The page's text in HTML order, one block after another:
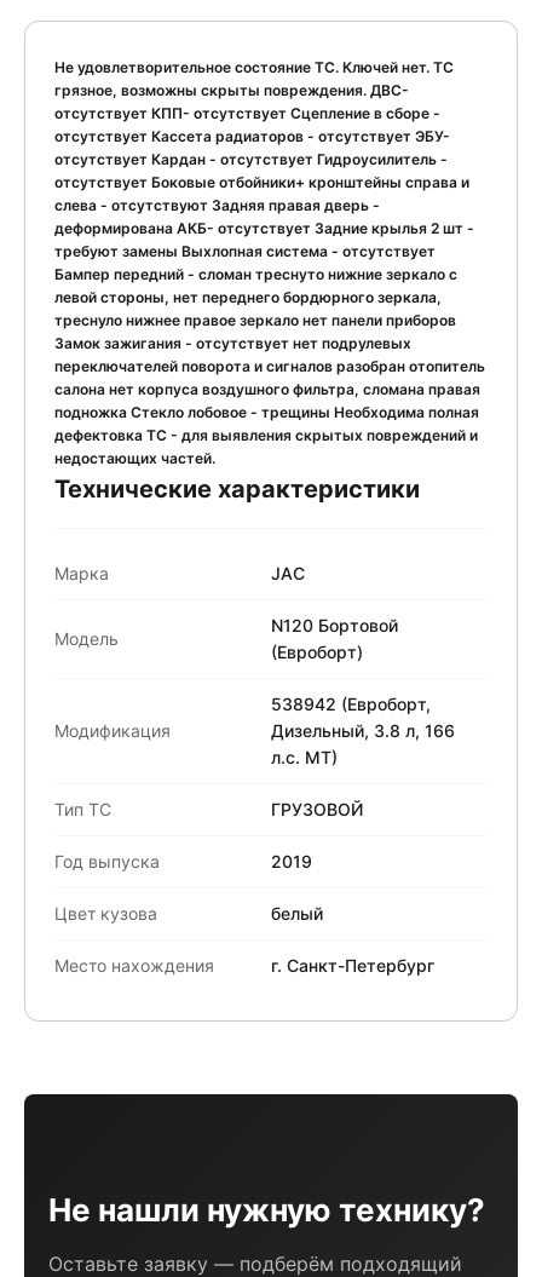
Не удовлетворительное состояние ТС. Ключей нет. ТС
грязное, возможны скрыты повреждения. ДВС-
отсутствует КПП- отсутствует Сцепление в сборе -
отсутствует Кассета радиаторов - отсутствует ЭБУ-
отсутствует Кардан - отсутствует Гидроусилитель -
отсутствует Боковые отбойники+ кронштейны справа и
слева - отсутствуют Задняя правая дверь -
деформирована АКБ- отсутствует Задние крылья 2 шт -
требуют замены Выхлопная система - отсутствует
Бампер передний - сломан треснуто нижние зеркало с
левой стороны, нет переднего бордюрного зеркала,
треснуло нижнее правое зеркало нет панели приборов
Замок зажигания - отсутствует нет подрулевых
переключателей поворота и сигналов разобран отопитель
салона нет корпуса воздушного фильтра, сломана правая
подножка Стекло лобовое - трещины Необходима полная
дефектовка ТС - для выявления скрытых повреждений и
недостающих частей.
Технические характеристики
Марка JAC
Модель
N120 Бортовой
(Евроборт)
Модификация
538942 (Евроборт,
Дизельный, 3.8 л, 166
л.с. МТ)
Тип ТС ГРУЗОВОЙ
Год выпуска 2019
Цвет кузова белый
Место нахождения г. Санкт-Петербург
Не нашли нужную технику?
Оставьте заявку — подберём подходящий